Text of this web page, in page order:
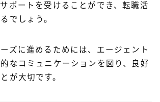
ポートを受けることができ、転職活
でしょう。
ズに進めるためには、エージェント
なコミュニケーションを図り、良好
が大切です。